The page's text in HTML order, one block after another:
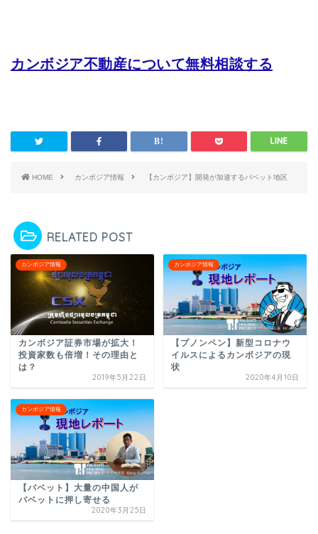
カンボジア不動産について無料相談する
HOME カンボジア情報 【カンボジア】開発が加速するバベット地区
RELATED POST
カンボジア情報
カンボジア証券市場が拡大！
投資家数も倍増！その理由と
は？
2019年5月22日
カンボジア情報
【プノンペン】新型コロナウ
イルスによるカンボジアの現
状
2020年4月10日
カンボジア情報
【バベット】大量の中国人が
バベットに押し寄せる
2020年3月25日